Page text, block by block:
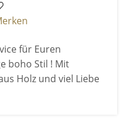
für Euren
boho Stil ! Mit
Holz und viel Liebe